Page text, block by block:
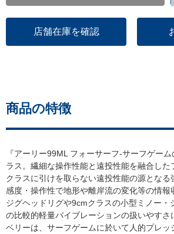
店舗在庫を確認
商品の特徴
『アーリー99ML フォーサーフ-サーフゲー
ラス。繊細な操作性能と遠投性能を融合し
クラスに引けを取らない遠投性能の源とな
感度・操作性で地形や離岸流の変化等の情報
ジグヘッドリグや9cmクラスの小型ミノー・
の比較的軽量バイブレーションの扱いやすさ
ベリーは、サーフゲームに於いて人的プレッ